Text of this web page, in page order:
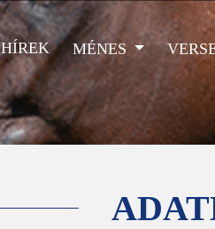
HÍREK MÉNES